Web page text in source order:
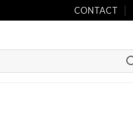
CONTACT